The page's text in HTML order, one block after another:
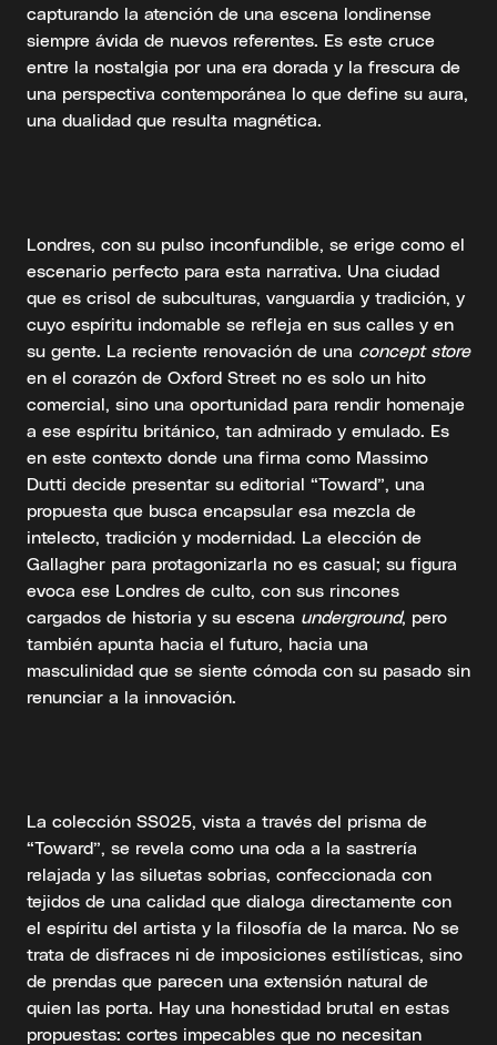
capturando la atención de una escena londinense
siempre ávida de nuevos referentes. Es este cruce
entre la nostalgia por una era dorada y la frescura de
una perspectiva contemporánea lo que define su aura,
una dualidad que resulta magnética.
Londres, con su pulso inconfundible, se erige como el
escenario perfecto para esta narrativa. Una ciudad
que es crisol de subculturas, vanguardia y tradición, y
cuyo espíritu indomable se refleja en sus calles y en
su gente. La reciente renovación de una concept store
en el corazón de Oxford Street no es solo un hito
comercial, sino una oportunidad para rendir homenaje
a ese espíritu británico, tan admirado y emulado. Es
en este contexto donde una firma como Massimo
Dutti decide presentar su editorial “Toward”, una
propuesta que busca encapsular esa mezcla de
intelecto, tradición y modernidad. La elección de
Gallagher para protagonizarla no es casual; su figura
evoca ese Londres de culto, con sus rincones
cargados de historia y su escena underground, pero
también apunta hacia el futuro, hacia una
masculinidad que se siente cómoda con su pasado sin
renunciar a la innovación.
La colección SS025, vista a través del prisma de
“Toward”, se revela como una oda a la sastrería
relajada y las siluetas sobrias, confeccionada con
tejidos de una calidad que dialoga directamente con
el espíritu del artista y la filosofía de la marca. No se
trata de disfraces ni de imposiciones estilísticas, sino
de prendas que parecen una extensión natural de
quien las porta. Hay una honestidad brutal en estas
propuestas: cortes impecables que no necesitan